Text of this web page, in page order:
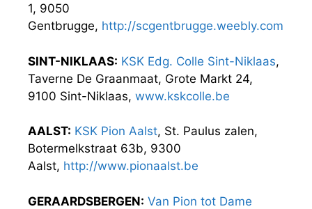
1, 9050
Gentbrugge, http://scgentbrugge.weebly.com
SINT-NIKLAAS: KSK Edg. Colle Sint-Niklaas,
Taverne De Graanmaat, Grote Markt 24,
9100 Sint-Niklaas, www.kskcolle.be
AALST: KSK Pion Aalst, St. Paulus zalen,
Botermelkstraat 63b, 9300
Aalst, http://www.pionaalst.be
GERAARDSBERGEN: Van Pion tot Dame